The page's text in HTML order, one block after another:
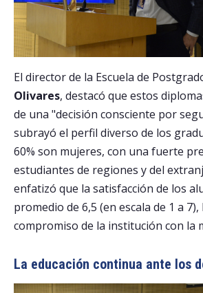
El director de la Escuela de
Olivares, destacó que estos
de una "decisión consciente por
subrayó el perfil diverso de los
60% son mujeres, con una fuerte
estudiantes de regiones y del
enfatizó que la satisfacción de los
promedio de 6,5 (en escala de 1 a
compromiso de la institución con la
La educación continua ante los